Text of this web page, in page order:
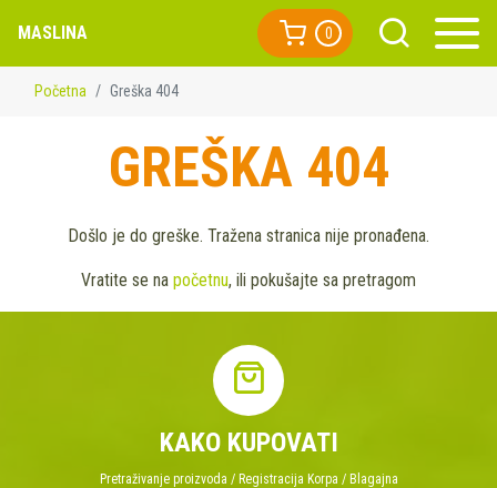
MASLINA 0
Početna Greška 404
GREŠKA 404
Došlo je do greške. Tražena stranica nije pronađena.
Vratite se na početnu, ili pokušajte sa pretragom
KAKO KUPOVATI
Pretraživanje proizvoda / Registracija Korpa / Blagajna